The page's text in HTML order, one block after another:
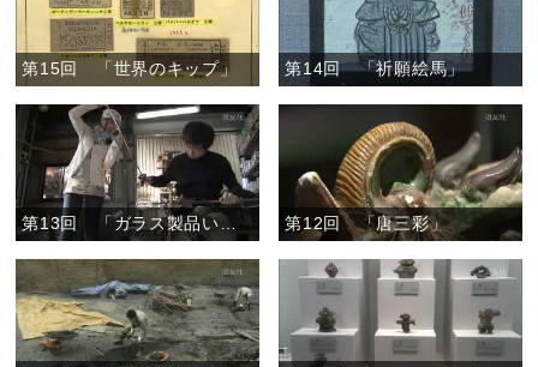
第15回 「世界のキップ」 第14回 「祈願絵馬」
第12回 「唐三彩」